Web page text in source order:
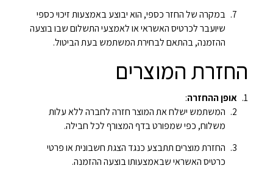
במקרה של החזר כספי, הוא יבוצע באמצעות זיכוי כספי
שיועבר לכרטיס האשראי או לאמצעי התשלום שבו בוצעה
ההזמנה, בהתאם לבחירת המשתמש בעת הביטול.
החזרת המוצרים
אופן ההחזרה:
המשתמש ישלח את המוצר חזרה לחברה ללא עלות
משלוח, כפי שמפורט בדף המצורף לכל חבילה.
החזרת מוצרים תתבצע כנגד הצגת חשבונית או פרטי
כרטיס האשראי שבאמצעותו בוצעה ההזמנה.